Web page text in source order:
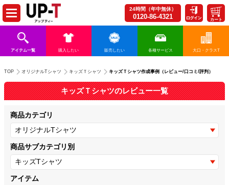
24時間（年中無休）
0120-86-4321 カート
アイテム一覧 購入したい 販売したい 各種サービス 大口・クラスT
TOP オリジナルTシャツ キッズＴシャツ キッズＴシャツ作成事例（レビュー/口コミ/評判）
キッズＴシャツのレビュー一覧
商品カテゴリ
商品サブカテゴリ別
アイテム